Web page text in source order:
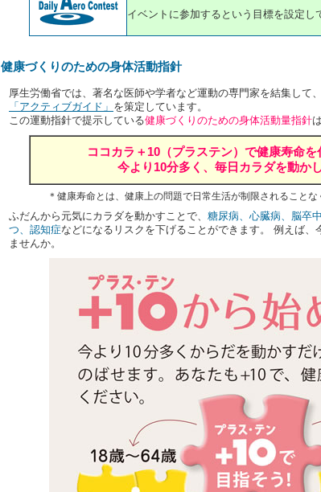
イベントに参加するという目標を設定し
健康づくりのための身体活動指針
厚生労働省では、著名な医師や学者など運動の専門家を結集して
「アクティブガイド」 を策定しています。
この運動指針で提示している健康づくりのための身体活動量指針
ココカラ＋10（プラステン）で健康寿命を
今より10分多く、毎日カラダを動か
＊健康寿命とは、健康上の問題で日常生活が制限されることな
ふだんから元気にカラダを動かすことで、 糖尿病、心臓病、脳卒
つ、認知症などになるリスクを下げることができます。 例えば、
ませんか。